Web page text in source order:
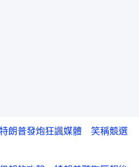
朗普發炮狂諷媒體 笑稱競選